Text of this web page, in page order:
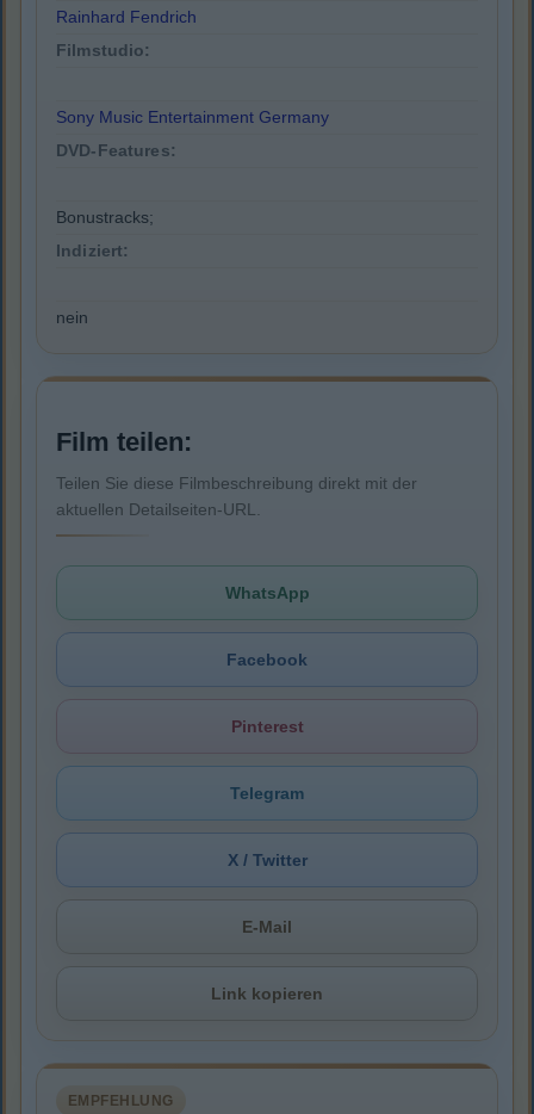
Rainhard Fendrich
Filmstudio:
Sony Music Entertainment Germany
DVD-Features:
Bonustracks;
Indiziert:
nein
Film teilen:
Teilen Sie diese Filmbeschreibung direkt mit der
aktuellen Detailseiten-URL.
WhatsApp
Facebook
Pinterest
Telegram
X / Twitter
E-Mail
Link kopieren
EMPFEHLUNG